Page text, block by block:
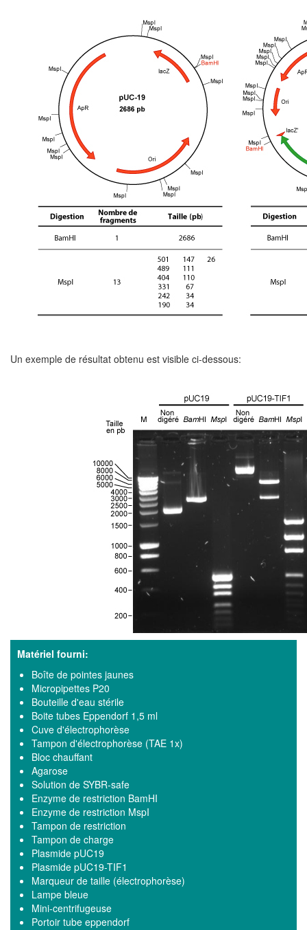
Un exemple de résultat obtenu est visible ci-dessous:
Matériel fourni:
Boîte de pointes jaunes
Micropipettes P20
Bouteille d'eau stérile
Boite tubes Eppendorf 1,5 ml
Cuve d'électrophorèse
Tampon d'électrophorèse (TAE 1x)
Bloc chauffant
Agarose
Solution de SYBR-safe
Enzyme de restriction BamHI
Enzyme de restriction MspI
Tampon de restriction
Tampon de charge
Plasmide pUC19
Plasmide pUC19-TIF1
Marqueur de taille (électrophorèse)
Lampe bleue
Mini-centrifugeuse
Portoir tube eppendorf